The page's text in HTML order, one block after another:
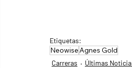
Etiquetas:
NeowiseAgnes Gold
Carreras Últimas